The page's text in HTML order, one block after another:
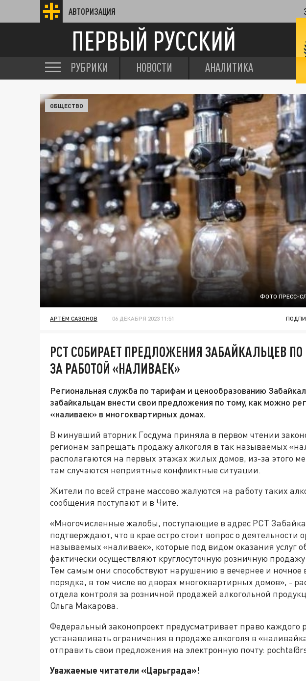
АВТОРИЗАЦИЯ
ПЕРВЫЙ РУССКИЙ
РУБРИКИ НОВОСТИ АНАЛИТИКА
ФОТО ПРЕСС-
ОБЩЕСТВО
АРТЁМ САЗОНОВ 06 ДЕКАБРЯ 2023 11:51
РСТ СОБИРАЕТ ПРЕДЛОЖЕНИЯ ЗАБАЙКАЛЬЦЕВ
ЗА РАБОТОЙ «НАЛИВАЕК»
Региональная служба по тарифам и ценообразованию
забайкальцам внести свои предложения по тому, как можно
«наливаек» в многоквартирных домах.
В минувший вторник Госдума приняла в первом чтении
регионам запрещать продажу алкоголя в так называемых
располагаются на первых этажах жилых домов, из-за этого
там случаются неприятные конфликтные ситуации.
Жители по всей стране массово жалуются на работу таких
сообщения поступают и в Чите.
«Многочисленные жалобы, поступающие в адрес РСТ
подтверждают, что в крае остро стоит вопрос о деятельности
называемых «наливаек», которые под видом оказания услуг
фактически осуществляют круглосуточную розничную
Тем самым они способствуют нарушению в вечернее и ночное
порядка, в том числе во дворах многоквартирных домов», -
отдела контроля за розничной продажей алкогольной
Ольга Макарова.
Федеральный законопроект предусматривает право каждого
устанавливать ограничения в продаже алкоголя в
отправить свои предложения на электронную почту:
Уважаемые читатели «Царьграда»!